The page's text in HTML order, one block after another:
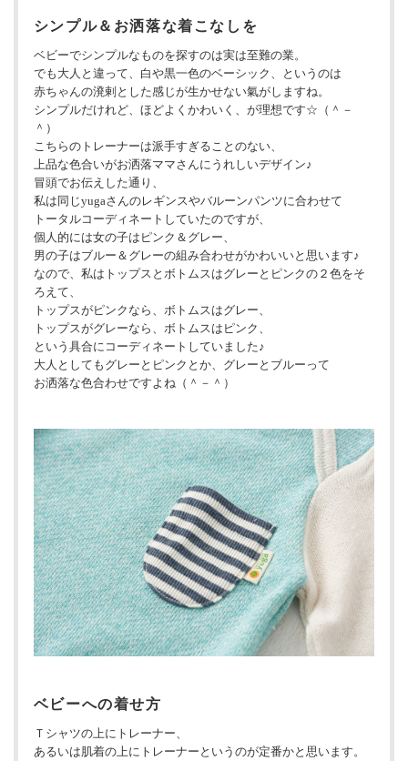
シンプル＆お洒落な着こなしを
ベビーでシンプルなものを探すのは実は至難の業。
でも大人と違って、白や黒一色のベーシック、というのは
赤ちゃんの溌剌とした感じが生かせない氣がしますね。
シンプルだけれど、ほどよくかわいく、が理想です☆（＾－
＾）
こちらのトレーナーは派手すぎることのない、
上品な色合いがお洒落ママさんにうれしいデザイン♪
冒頭でお伝えした通り、
私は同じyugaさんのレギンスやバルーンパンツに合わせて
トータルコーディネートしていたのですが、
個人的には女の子はピンク＆グレー、
男の子はブルー＆グレーの組み合わせがかわいいと思います♪
なので、私はトップスとボトムスはグレーとピンクの２色をそ
ろえて、
トップスがピンクなら、ボトムスはグレー、
トップスがグレーなら、ボトムスはピンク、
という具合にコーディネートしていました♪
大人としてもグレーとピンクとか、グレーとブルーって
お洒落な色合わせですよね（＾－＾）
ベビーへの着せ方
Ｔシャツの上にトレーナー、
あるいは肌着の上にトレーナーというのが定番かと思います。